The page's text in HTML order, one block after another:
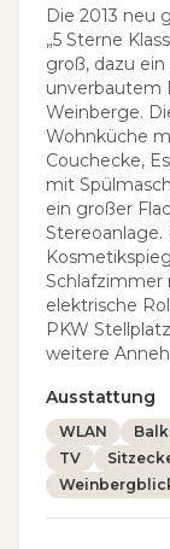
Die 2013 neu
„5 Sterne
groß, dazu
unverbautem
Weinberge.
Wohnküche
Couchecke,
mit
ein großer
Schlafzimmer
elektrische
PKW
weitere
Ausstattung
WLAN
TV